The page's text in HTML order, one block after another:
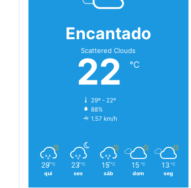
Encantado
Scattered Clouds
22 ℃
29º - 22º
88%
1.57 km/h
29 ℃
qui
23 ℃
sex
15 ℃
sáb
15 ℃
dom
13 ℃
seg